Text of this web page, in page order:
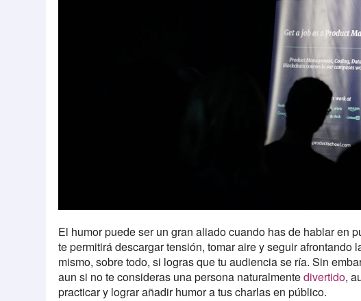
El humor puede ser un gran aliado cuando has de hablar en
te permitirá descargar tensión, tomar aire y seguir afrontando
mismo, sobre todo, si logras que tu audiencia se ría. Sin
aun si no te consideras una persona naturalmentedivertido,
practicar y lograr añadir humor a tus charlas en público.